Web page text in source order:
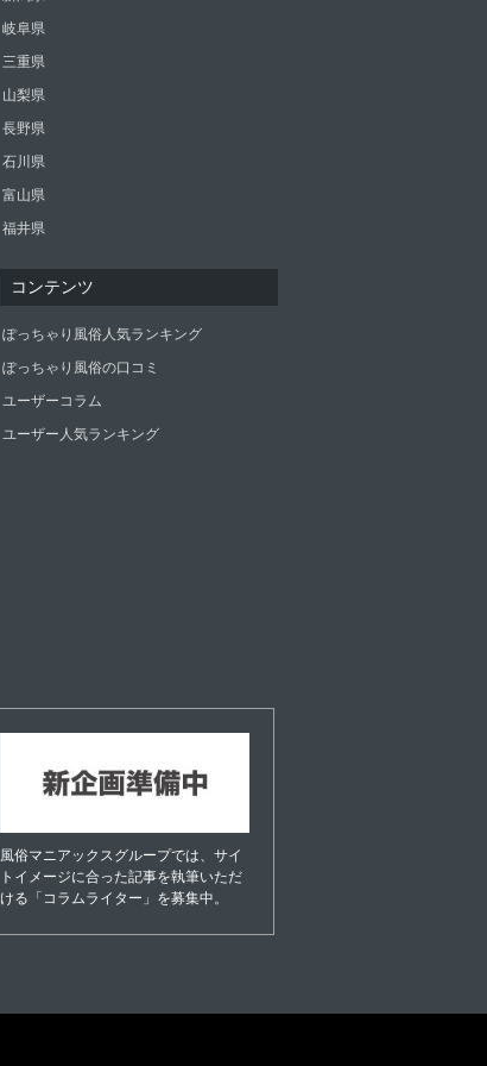
岐阜県
三重県
山梨県
長野県
石川県
富山県
福井県
コンテンツ
ぽっちゃり風俗人気ランキング
ぽっちゃり風俗の口コミ
ユーザーコラム
ユーザー人気ランキング
風俗マニアックスグループでは、サイ
トイメージに合った記事を執筆いただ
ける「コラムライター」を募集中。